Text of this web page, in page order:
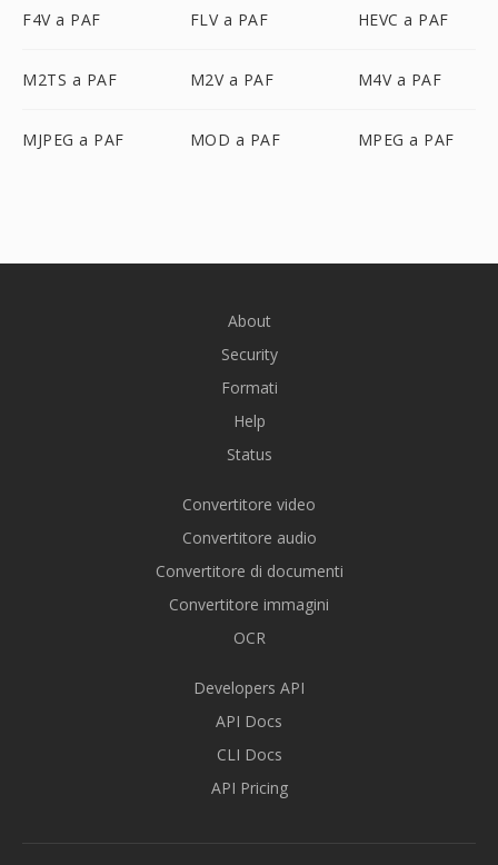
F4V a PAF FLV a PAF HEVC a PAF
M2TS a PAF M2V a PAF M4V a PAF
MJPEG a PAF MOD a PAF MPEG a PAF
About
Security
Formati
Help
Status
Convertitore video
Convertitore audio
Convertitore di documenti
Convertitore immagini
OCR
Developers API
API Docs
CLI Docs
API Pricing